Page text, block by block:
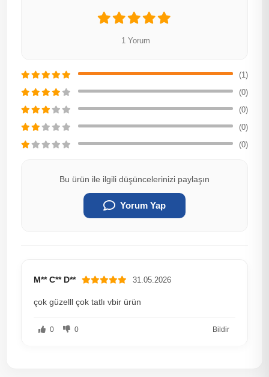
1 Yorum
(1)
(0)
(0)
(0)
(0)
Bu ürün ile ilgili düşüncelerinizi paylaşın
Yorum Yap
M** C** D** 31.05.2026
çok güzelll çok tatlı vbir ürün
0 0 Bildir